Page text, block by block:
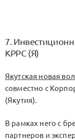
7.
КРРС (Я)
Якутская новая
совместно с
(Якутия).
В рамках него с
партнеров и